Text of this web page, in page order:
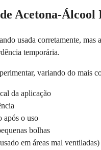
Acetona-
usada corretamente,
temporária.
variando do mais
da aplicação
após o uso
bolhas
em áreas mal ventiladas)